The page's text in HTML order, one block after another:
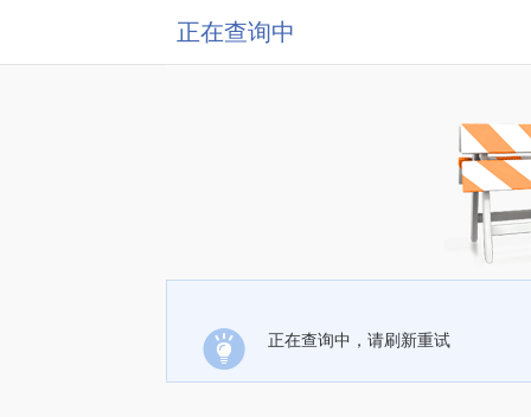
正在查询中
正在查询中，请刷新重试